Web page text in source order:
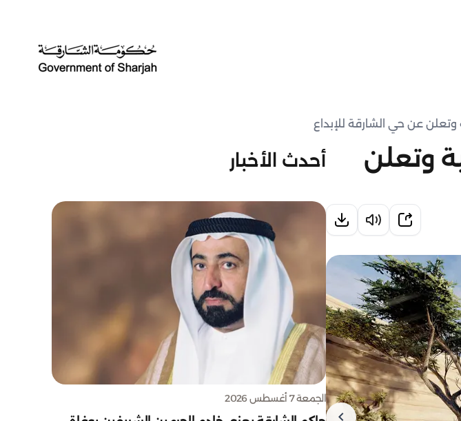
وتعلن عن حي الشارقة للإبداع
وتعلن
أحدث الأخبار
الجمعة 7 أغسطس 2026